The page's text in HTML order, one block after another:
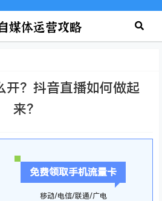
开？抖音直播如何做起
来？
免费领取手机流量卡
移动/电信/联通/广电